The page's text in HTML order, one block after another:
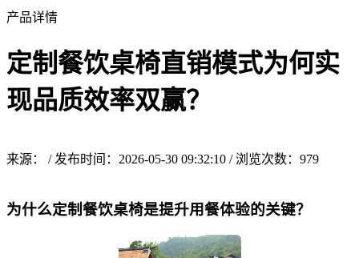
产品详情
定制餐饮桌椅直销模式为何实
现品质效率双赢？
来源： / 发布时间：2026-05-30 09:32:10 / 浏览次数： 979
为什么定制餐饮桌椅是提升用餐体验的关键？